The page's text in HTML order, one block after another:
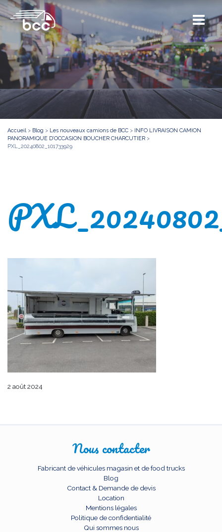
Accueil> Blog > Les nouveaux camions de BCC > INFO LIVRAISON CAMION
PANORAMIQUE D’OCCASION BOUCHER CHARCUTIER >
PXL_20240802_101733929
2 août 2024
Nous contacter
Fabricant de véhicules magasin et de food trucks
Blog
Contact & Demande de devis
Location
Mentions légales
Politique de confidentialité
Qui sommes nous